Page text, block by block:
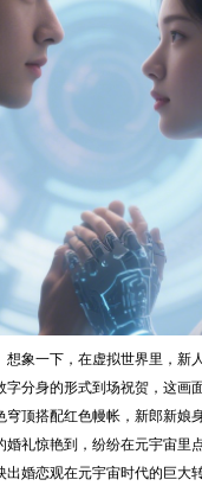
象一下，在虚拟世界里，新
分身的形式到场祝贺，这画
顶搭配红色幔帐，新郎新娘
礼惊艳到，纷纷在元宇宙里
婚恋观在元宇宙时代的巨大